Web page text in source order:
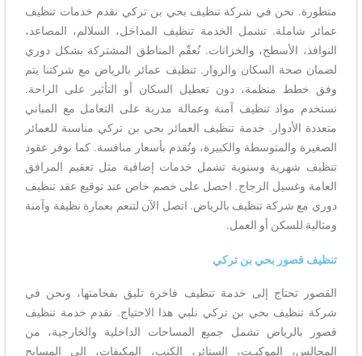
متطورة. نحن في شركة تنظيف بحي بن تركي نقدم خدمات تنظيف
عمائر شاملة. تشمل الخدمة تنظيف المداخل، السلالم، المصاعد،
النوافذ، الأسطح، والخزانات. نُعقّم المناطق المشتركة بشكل دوري
لضمان صحة السكان والزوار. تنظيف عمائر بالرياض مع شركتنا يتم
وفق خطط منظمة، دون تعطيل السكان أو التأثير على الراحة.
نستخدم مواد تنظيف آمنة وعمالة مدربة على التعامل مع المباني
متعددة الأدوار. خدمة تنظيف العمائر بحي بن تركي مناسبة للعمائر
الصغيرة والمتوسطة والكبيرة، وتُقدم بأسعار منافسة. كما نوفر عقود
تنظيف شهرية وسنوية تشمل خدمات إضافية مثل تعقيم المرافق
العامة وغسيل الزجاج. احصل على خصم خاص عند توقيع عقد تنظيف
دوري مع شركة تنظيف بالرياض. اتصل الآن لتنعم بعمارة نظيفة وآمنة
ومثالية للسكن أو العمل.
تنظيف قصور بحي بن تركي
القصور تحتاج إلى خدمة تنظيف فاخرة تليق بفخامتها، ونحن في
شركة تنظيف بحي بن تركي نلبي هذا الاحتياج. نقدم خدمة تنظيف
قصور بالرياض تشمل جميع المساحات الداخلية والخارجية، من
المجالس، الموكيـت، الستائر، الكنب، المكيفات، إلى المسابح